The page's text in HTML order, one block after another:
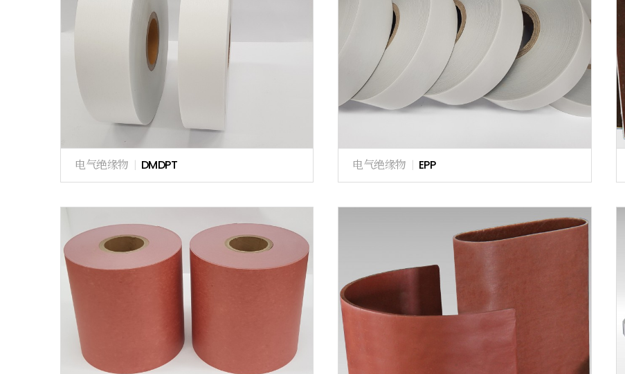
电气绝缘物 | DMDPT 电气绝缘物 | EPP